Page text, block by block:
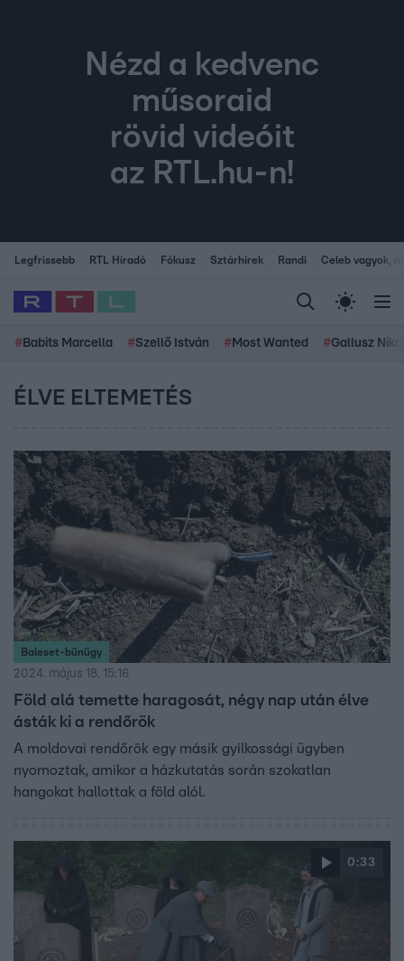
Nézd a kedvenc
műsoraid
rövid videóit
az RTL.hu-n!
Legfrissebb RTL Híradó Fókusz Sztárhírek Randi Celeb vagyok,
# Babits Marcella #Szellő István # Most Wanted #Gallusz
ÉLVE ELTEMETÉS
Baleset-bűnügy
2024. május 18. 15:16
Föld alá temette haragosát, négy nap után élve
ásták ki a rendőrök
A moldovai rendőrök egy másik gyilkossági ügyben
nyomoztak, amikor a házkutatás során szokatlan
hangokat hallottak a föld alól.
0:33